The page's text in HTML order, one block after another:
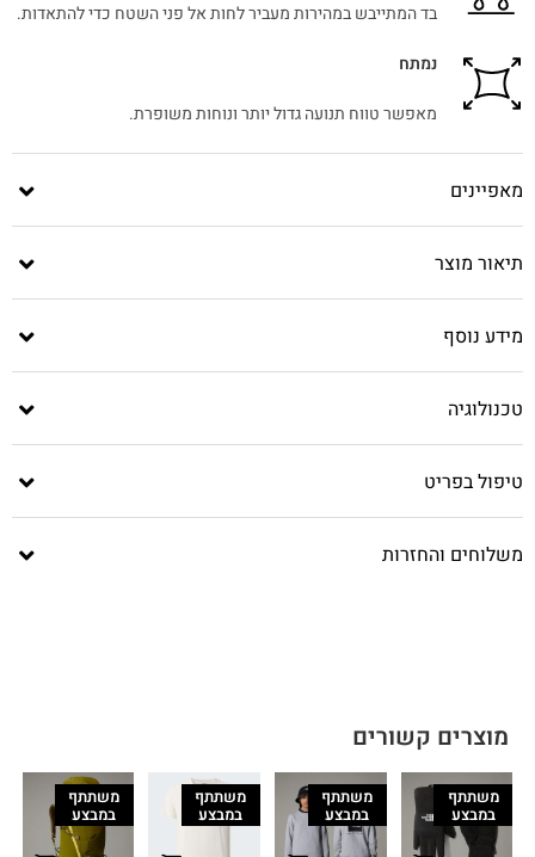
בד המתייבש במהירות מעביר לחות אל פני השטח כדי להתאדות.
נמתח
מאפשר טווח תנועה גדול יותר ונוחות משופרת.
מאפיינים
תיאור מוצר
מידע נוסף
טכנולוגיה
טיפול בפריט
משלוחים והחזרות
מוצרים קשורים
משתתף
במבצע
משתתף
במבצע
משתתף
במבצע
משתתף
במבצע